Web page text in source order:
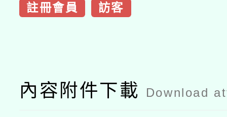
註冊會員 訪客
內容附件下載 Download